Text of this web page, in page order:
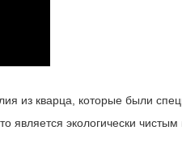
из кварца, которые были
является экологически